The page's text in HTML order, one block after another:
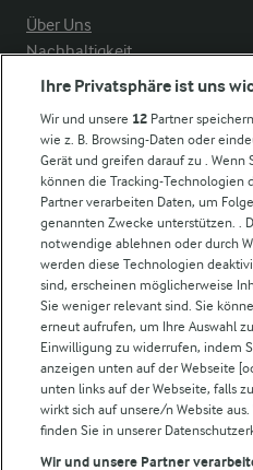
Über Uns
Nachhaltigkeit
Compliance
Arla in anderen Ländern
Weitere Arla Websites
Castello
Lurpak
Arla Pro
Für unsere Landwirt:innen
Folge uns!
Ihre Privatsphäre ist uns
Wir und unsere 12 Partner
wie z. B. Browsing-Daten oder
Gerät und greifen darauf zu . Wenn
können die Tracking-Technologien
Partner verarbeiten Daten, um
genannten Zwecke unterstützen. .
notwendige ablehnen oder durch
werden diese Technologien
sind, erscheinen möglicherweise
Sie weniger relevant sind. Sie
erneut aufrufen, um Ihre Auswahl
Einwilligung zu widerrufen, indem
anzeigen unten auf der Webseite
unten links auf der Webseite, falls
wirkt sich auf unsere/n Website
finden Sie in unserer
Wir und unsere Partner